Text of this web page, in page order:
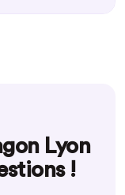
Lyon
!